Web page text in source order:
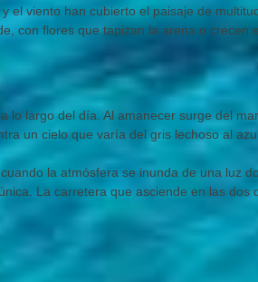
el viento han cubierto el paisaje de
con flores que tapizan la arena o
lo largo del día. Al amanecer surge del
un cielo que varía del gris lechoso al
la atmósfera se inunda de una luz
La carretera que asciende en las